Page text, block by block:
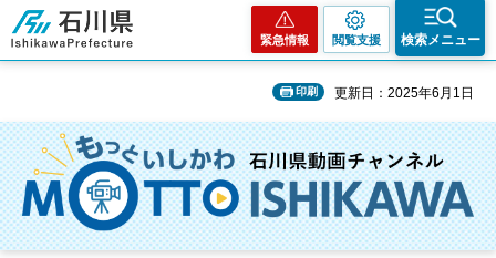
石川県
緊急情報 閲覧支援 検索メニュー
印刷 更新日：2025年6月1日